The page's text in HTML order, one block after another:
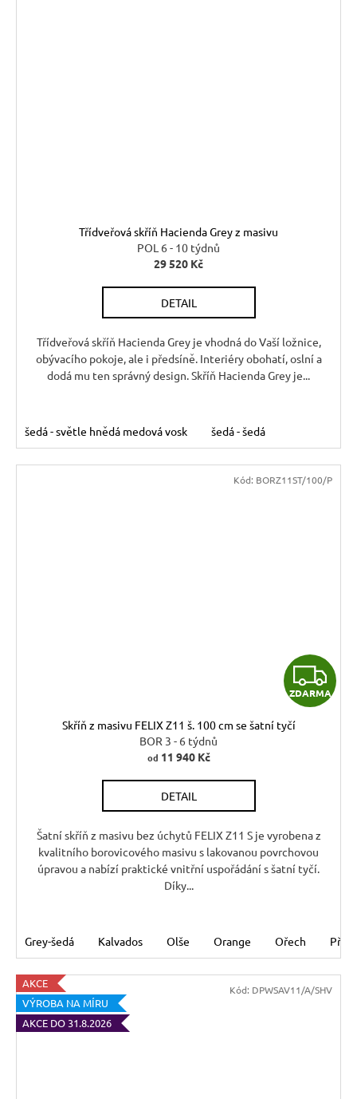
Třídveřová skříň Hacienda Grey z masivu
POL 6 - 10 týdnů
29 520 Kč
DETAIL
Třídveřová skříň Hacienda Grey je vhodná do Vaší ložnice,
obývacího pokoje, ale i předsíně. Interiéry obohatí, oslní a
dodá mu ten správný design. Skříň Hacienda Grey je...
šedá - světle hnědá medová vosk šedá - šedá
Z
D
ZDARMA
Skříň z masivu FELIX Z11 š. 100 cm se šatní tyčí
BOR 3 - 6 týdnů
od 11 940 Kč
DETAIL
Šatní skříň z masivu bez úchytů FELIX Z11 S je vyrobena z
kvalitního borovicového masivu s lakovanou povrchovou
úpravou a nabízí praktické vnitřní uspořádání s šatní tyčí.
Díky...
Grey-šedá Kalvados Olše Orange Ořech
Kód: BORZ11ST/100/P
AKCE
VÝROBA NA MÍRU
AKCE DO 31.8.2026
Kód: DPWSAV11/A/SHV